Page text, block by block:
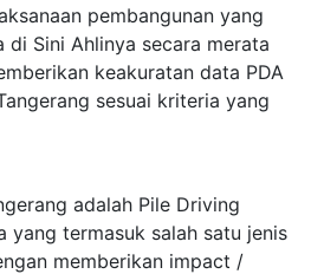
pembangunan yang
di Sini Ahlinya secara merata
keakuratan data PDA
sesuai kriteria yang
adalah Pile Driving
yang termasuk salah satu jenis
memberikan impact /